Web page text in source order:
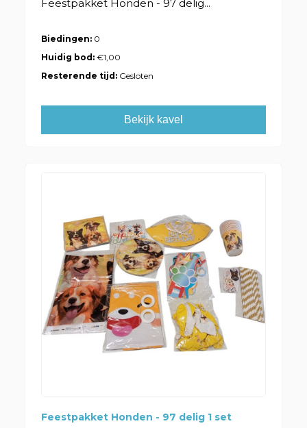
Feestpakket Honden - 97 delig...
Biedingen: 0
Huidig bod:€1,00
Resterende tijd: Gesloten
Bekijk kavel
Feestpakket Honden - 97 delig 1 set